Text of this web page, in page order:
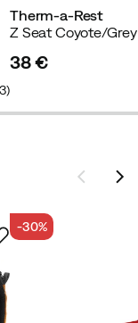
)
Therm-a-Rest
Z Seat Coyote/Grey
38 €
-30%